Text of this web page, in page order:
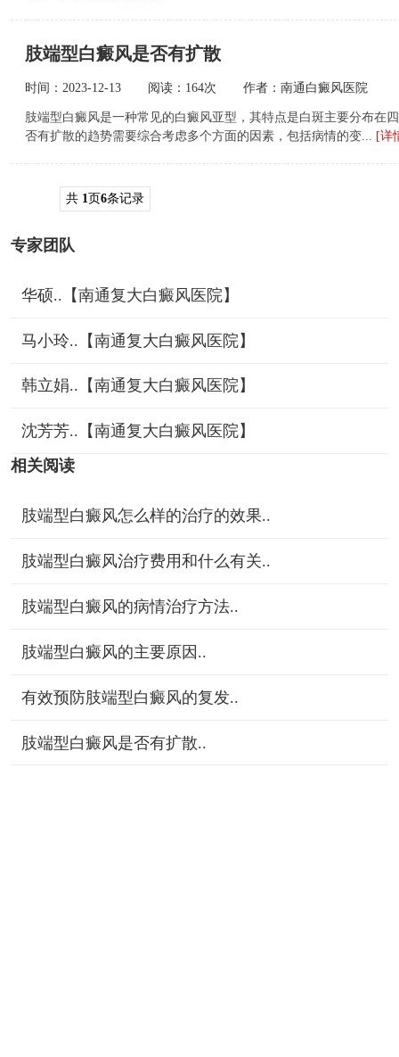
肢端型白癜风是否有扩散
时间：2023-12-13 阅读：164次 作者：南通白癜风医院
肢端型白癜风是一种常见的白癜风亚型，其特点是白斑主要分布在
否有扩散的趋势需要综合考虑多个方面的因素，包括病情的变...
[详
共 1 页6条记录
专家团队
华硕..【南通复大白癜风医院】
马小玲..【南通复大白癜风医院】
韩立娟..【南通复大白癜风医院】
沈芳芳..【南通复大白癜风医院】
相关阅读
肢端型白癜风怎么样的治疗的效果..
肢端型白癜风治疗费用和什么有关..
肢端型白癜风的病情治疗方法..
肢端型白癜风的主要原因..
有效预防肢端型白癜风的复发..
肢端型白癜风是否有扩散..